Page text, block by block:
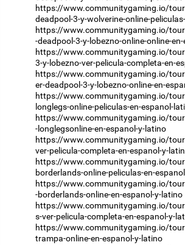
https://www.communitygaming.io/
deadpool-3-y-wolverine-online-
https://www.communitygaming.io/
-deadpool-3-y-lobezno-online-online-
https://www.communitygaming.io/
3-y-lobezno-ver-pelicula-completa-en-
https://www.communitygaming.io/
er-deadpool-3-y-lobezno-online-en-
https://www.communitygaming.io/
longlegs-online-peliculas-en-espanol-
https://www.communitygaming.io/
-longlegsonline-en-espanol-y-latino
https://www.communitygaming.io/
ver-pelicula-completa-en-espanol-y-
https://www.communitygaming.io/
borderlands-online-peliculas-en-
https://www.communitygaming.io/
-borderlands-online-en-espanol-y-latino
https://www.communitygaming.io/
s-ver-pelicula-completa-en-espanol-y-
https://www.communitygaming.io/
trampa-online-en-espanol-y-latino